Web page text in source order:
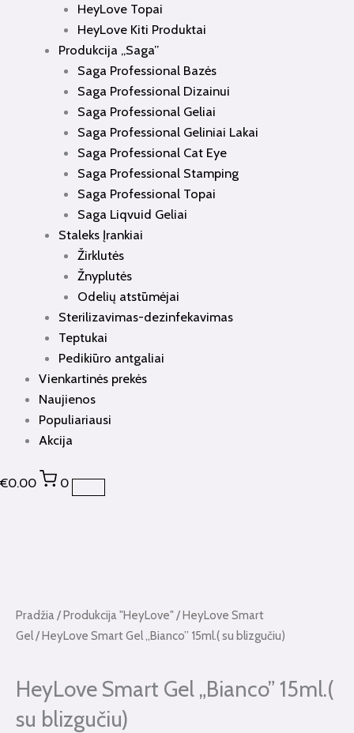
HeyLove Topai
HeyLove Kiti Produktai
Produkcija „Saga”
Saga Professional Bazės
Saga Professional Dizainui
Saga Professional Geliai
Saga Professional Geliniai Lakai
Saga Professional Cat Eye
Saga Professional Stamping
Saga Professional Topai
Saga Liqvuid Geliai
Staleks Įrankiai
Žirklutės
Žnyplutės
Odelių atstūmėjai
Sterilizavimas-dezinfekavimas
Teptukai
Pedikiūro antgaliai
Vienkartinės prekės
Naujienos
Populiariausi
Akcija
€0.00 0
Pradžia/Produkcija "HeyLove"/HeyLove Smart
Gel/ HeyLove Smart Gel „Bianco” 15ml.( su blizgučiu)
HeyLove Smart Gel „Bianco” 15ml.(
su blizgučiu)